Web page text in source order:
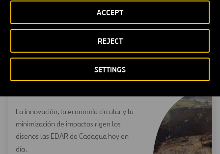
SETTINGS
REJECT
ACCEPT
ACTIVIDADES
Conoce nuestras áreas de conocimiento
Depuración de aguas
La innovación, la economía circular y la
minimización de impactos rigen los
diseños las EDAR de Cadagua hoy en
día.